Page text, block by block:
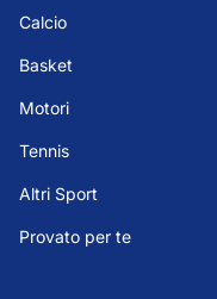
Calcio
Basket
Motori
Tennis
Altri Sport
Provato per te